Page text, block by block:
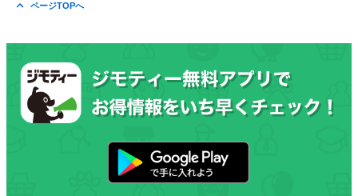
ページTOPへ